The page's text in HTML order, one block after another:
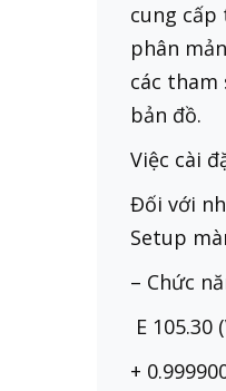
cung
phân
các tham
bản đồ.
Việc cài
Đối với
Setup
– Chức
E
+